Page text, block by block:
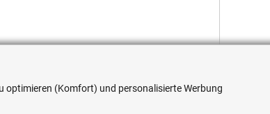
optimieren (Komfort) und personalisierte Werbung